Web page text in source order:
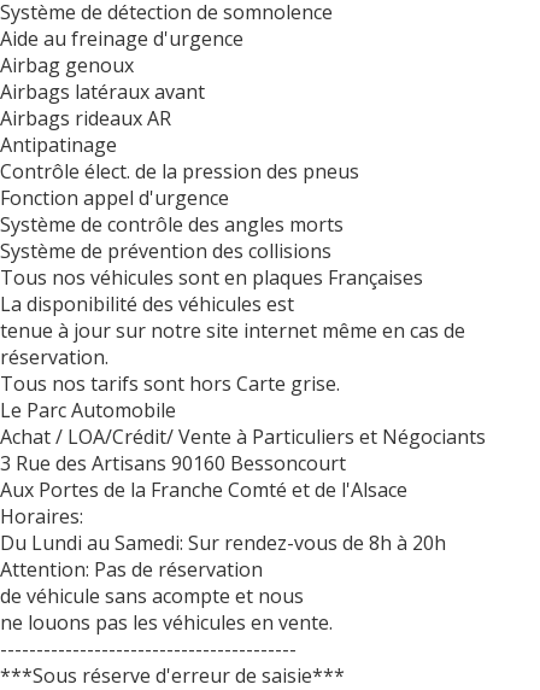
Système de détection de somnolence
Aide au freinage d'urgence
Airbag genoux
Airbags latéraux avant
Airbags rideaux AR
Antipatinage
Contrôle élect. de la pression des pneus
Fonction appel d'urgence
Système de contrôle des angles morts
Système de prévention des collisions
Tous nos véhicules sont en plaques Françaises
La disponibilité des véhicules est
tenue à jour sur notre site internet même en cas de
réservation.
Tous nos tarifs sont hors Carte grise.
Le Parc Automobile
Achat / LOA/Crédit/ Vente à Particuliers et Négociants
3 Rue des Artisans 90160 Bessoncourt
Aux Portes de la Franche Comté et de l'Alsace
Horaires:
Du Lundi au Samedi: Sur rendez-vous de 8h à 20h
Attention: Pas de réservation
de véhicule sans acompte et nous
ne louons pas les véhicules en vente.
-----------------------------------------
***Sous réserve d'erreur de saisie***